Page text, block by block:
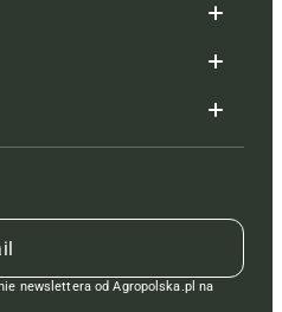
newslettera od Agropolska.pl na